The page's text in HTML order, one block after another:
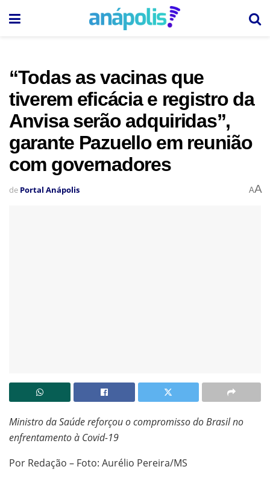
“Todas as vacinas que
tiverem eficácia e registro da
Anvisa serão adquiridas”,
garante Pazuello em reunião
com governadores
de Portal Anápolis AA
Ministro da Saúde reforçou o compromisso do Brasil no
enfrentamento à Covid-19
Por Redação – Foto: Aurélio Pereira/MS